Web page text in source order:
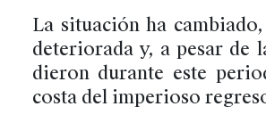
La situación ha
deteriorada y, a pesar de
dieron durante este
costa del imperioso